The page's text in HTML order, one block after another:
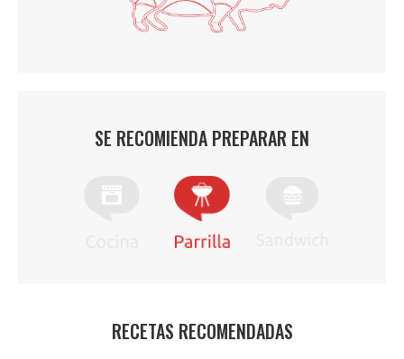
SE RECOMIENDA PREPARAR EN
RECETAS RECOMENDADAS